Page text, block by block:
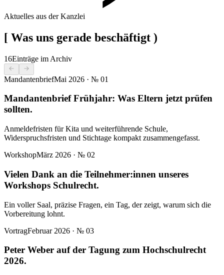
Aktuelles aus der Kanzlei
[ Was uns gerade beschäftigt )
16Einträge im Archiv
MandantenbriefMai 2026 · № 01
Mandantenbrief Frühjahr: Was Eltern jetzt prüfen
sollten.
Anmeldefristen für Kita und weiterführende Schule,
Widerspruchsfristen und Stichtage kompakt zusammengefasst.
WorkshopMärz 2026 · № 02
Vielen Dank an die Teilnehmer:innen unseres
Workshops Schulrecht.
Ein voller Saal, präzise Fragen, ein Tag, der zeigt, warum sich die
Vorbereitung lohnt.
VortragFebruar 2026 · № 03
Peter Weber auf der Tagung zum Hochschulrecht
2026.